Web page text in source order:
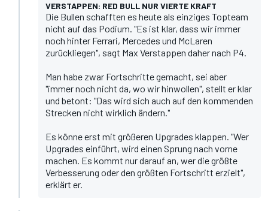
VERSTAPPEN: RED BULL NUR VIERTE KRAFT
Die Bullen schafften es heute als einziges Topteam
nicht auf das Podium. "Es ist klar, dass wir immer
noch hinter Ferrari, Mercedes und McLaren
zurückliegen", sagt Max Verstappen daher nach P4.
Man habe zwar Fortschritte gemacht, sei aber
"immer noch nicht da, wo wir hinwollen", stellt er klar
und betont: "Das wird sich auch auf den kommenden
Strecken nicht wirklich ändern."
Es könne erst mit größeren Upgrades klappen. "Wer
Upgrades einführt, wird einen Sprung nach vorne
machen. Es kommt nur darauf an, wer die größte
Verbesserung oder den größten Fortschritt erzielt",
erklärt er.